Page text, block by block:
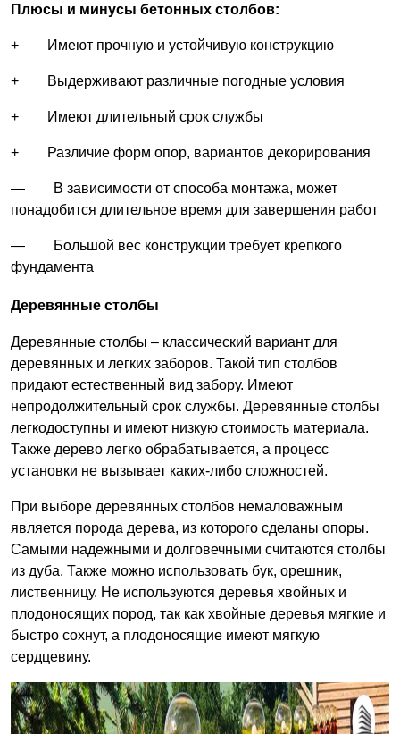
Плюсы и минусы бетонных столбов:
+ Имеют прочную и устойчивую конструкцию
+ Выдерживают различные погодные условия
+ Имеют длительный срок службы
+ Различие форм опор, вариантов декорирования
— В зависимости от способа монтажа, может
понадобится длительное время для завершения работ
— Большой вес конструкции требует крепкого
фундамента
Деревянные столбы
Деревянные столбы – классический вариант для
деревянных и легких заборов. Такой тип столбов
придают естественный вид забору. Имеют
непродолжительный срок службы. Деревянные столбы
легкодоступны и имеют низкую стоимость материала.
Также дерево легко обрабатывается, а процесс
установки не вызывает каких-либо сложностей.
При выборе деревянных столбов немаловажным
является порода дерева, из которого сделаны опоры.
Самыми надежными и долговечными считаются столбы
из дуба. Также можно использовать бук, орешник,
лиственницу. Не используются деревья хвойных и
плодоносящих пород, так как хвойные деревья мягкие и
быстро сохнут, а плодоносящие имеют мягкую
сердцевину.